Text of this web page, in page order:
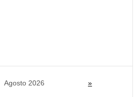
Agosto 2026 »